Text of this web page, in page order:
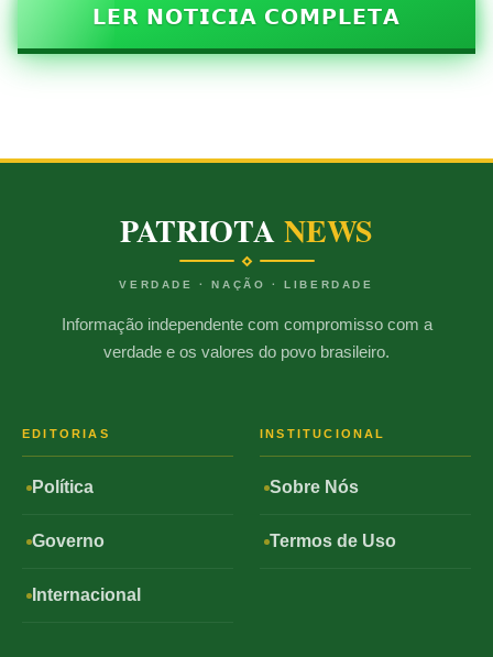
𝗟𝗘𝗥 𝗡𝗢𝗧𝗜𝗖𝗜𝗔 𝗖𝗢𝗠𝗣𝗟𝗘𝗧𝗔
PATRIOTANEWS
VERDADE · NAÇÃO · LIBERDADE
Informação independente com compromisso com a
verdade e os valores do povo brasileiro.
EDITORIAS
Política
Governo
Internacional
INSTITUCIONAL
Sobre Nós
Termos de Uso